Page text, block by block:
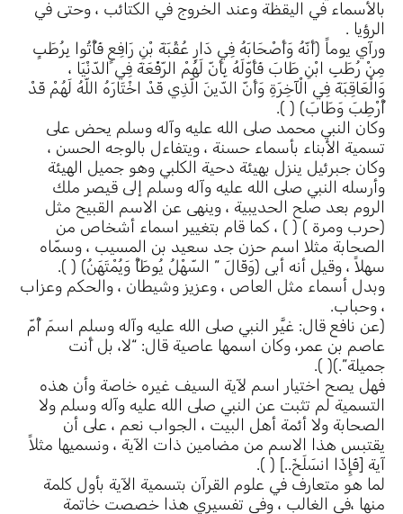
بالأسماء في اليقظة وعند الخروج في الكتائب ، وحتى في
الرؤيا .
ورآي يوماً (أَنّهُ وَأَصْحَابَهُ فِي دَارِ عُقْبَةَ بْنِ رَافِعٍ فَأُتُوا بِرُطَبٍ
مِنْ رُطَبِ ابْنِ طَابَ فَأَوّلَهُ بِأَنّ لَهُمْ الرّفْعَةَ فِي الدّنْيَا ،
وَالْعَاقِبَةَ فِي الْآخِرَةِ وَأَنّ الدّينَ الّذِي قَدْ اخْتَارَهُ اللّهُ لَهُمْ قَدْ
أُرْطِبَ وَطَابَ) ( ).
وكان النبي محمد صلى الله عليه وآله وسلم يحض على
تسمية الأبناء بأسماء حسنة ، ويتفاءل بالوجه الحسن ،
وكان جبرئيل ينزل بهيئة دحية الكلبي وهو جميل الهيئة
وأرسله النبي صلى الله عليه وآله وسلم إلى قيصر ملك
الروم بعد صلح الحديبية ، وينهى عن الاسم القبيح مثل
(حرب ومرة ) ( ) ، كما قام بتغيير اسماء أشخاص من
الصحابة مثلا اسم حزن جد سعيد بن المسيب ، وسمّاه
سهلاً ، وقيل أنه أبى (وَقَالَ ” السّهْلُ يُوطَأُ وَيُمْتَهَنُ) ( ).
وبدل أسماء مثل العاص ، وعزيز وشيطان ، والحكم وعزاب
، وحباب.
(عن نافع قال: غيَّر النبي صلى الله عليه وآله وسلم اسمَ أُمّ
عاصم بن عمر، وكان اسمها عاصية قال: “لا، بل أَنت
جميلة”.)( ).
فهل يصح اختيار اسم لآية السيف غيره خاصة وأن هذه
التسمية لم تثبت عن النبي صلى الله عليه وآله وسلم ولا
الصحابة ولا أئمة أهل البيت ، الجواب نعم ، على أن
يقتبس هذا الاسم من مضامين ذات الآية ، ونسميها مثلاً
آية [فَإِذَا انسَلَخَ..] ( ).
لما هو متعارف في علوم القرآن بتسمية الآية بأول كلمة
منها ،في الغالب ، وفي تفسيري هذا خصصت خاتمة